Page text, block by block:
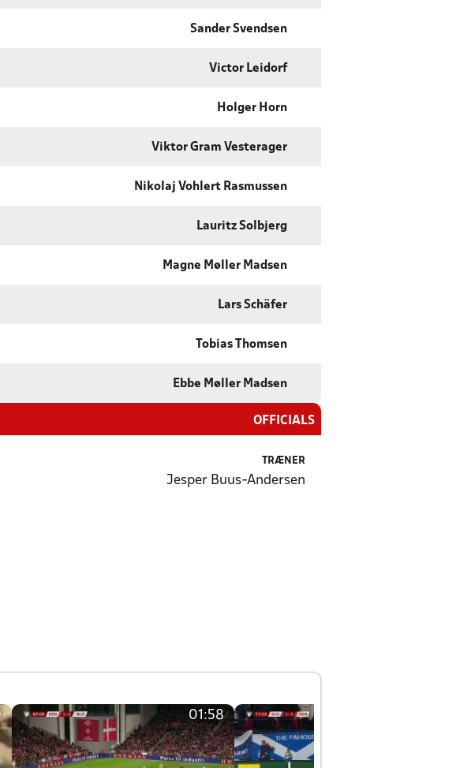
Sander Svendsen
Victor Leidorf
Holger Horn
Viktor Gram Vesterager
Nikolaj Vohlert Rasmussen
Lauritz Solbjerg
Magne Møller Madsen
Lars Schäfer
Tobias Thomsen
Ebbe Møller Madsen
OFFICIALS
TRÆNER
Jesper Buus-Andersen
01:58